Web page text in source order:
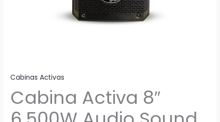
Cabinas Activas
Cabina Activa 8″